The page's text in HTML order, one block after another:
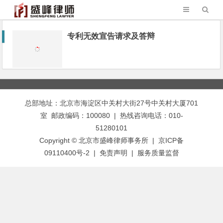
专利无效宣告请求及答辩
总部地址：北京市海淀区中关村大街27号中关村大厦701
室 邮政编码：100080 | 热线咨询电话：010-
51280101
Copyright © 北京市盛峰律师事务所 | 京ICP备
09110400号-2 | 免责声明 | 服务质量监督